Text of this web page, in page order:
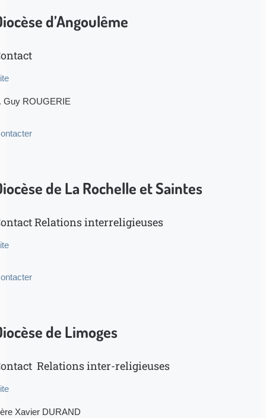
d’Angoulême
Guy ROUGERIE
de La Rochelle et Saintes
Relations interreligieuses
de Limoges
Relations inter-religieuses
Xavier DURAND